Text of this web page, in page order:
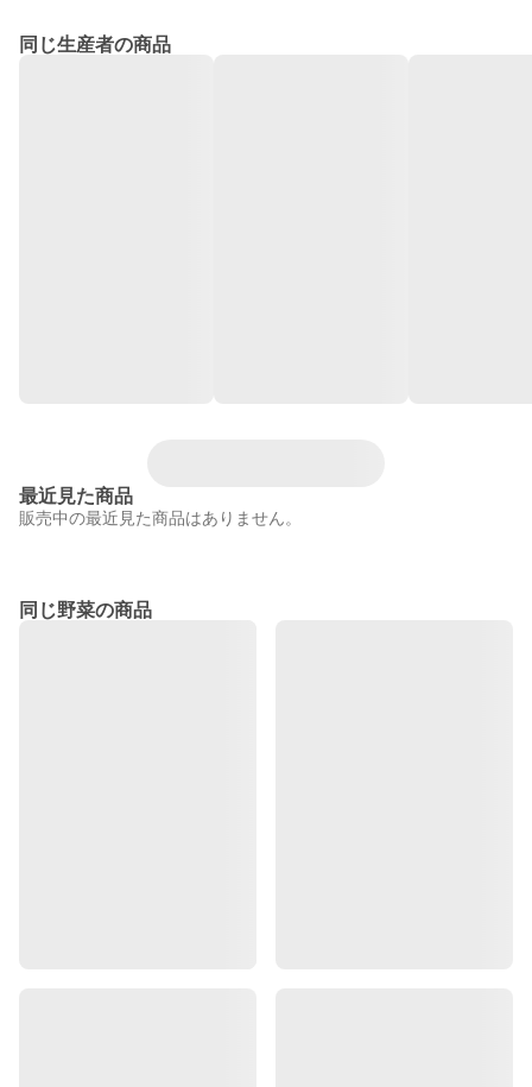
同じ生産者の商品
最近見た商品
販売中の最近見た商品はありません。
同じ野菜の商品